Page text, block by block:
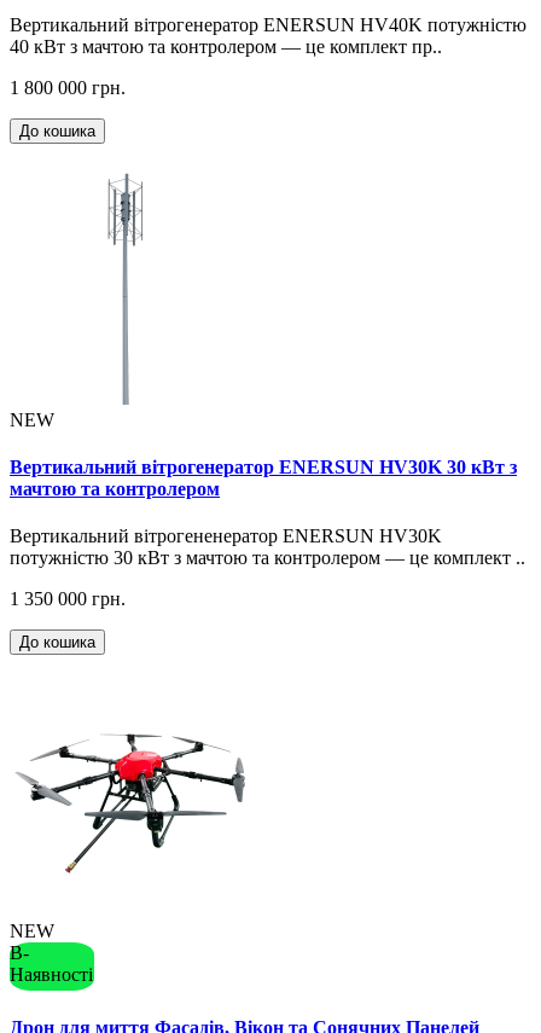
Вертикальний вітрогенератор ENERSUN HV40K потужністю
40 кВт з мачтою та контролером — це комплект пр..
1 800 000 грн.
До кошика
NEW
Вертикальний вітрогенератор ENERSUN HV30K 30 кВт з
мачтою та контролером
Вертикальний вітрогененератор ENERSUN HV30K
потужністю 30 кВт з мачтою та контролером — це комплект ..
1 350 000 грн.
До кошика
NEW
В-
Наявності
Дрон для миття Фасадів, Вікон та Сонячних Панелей